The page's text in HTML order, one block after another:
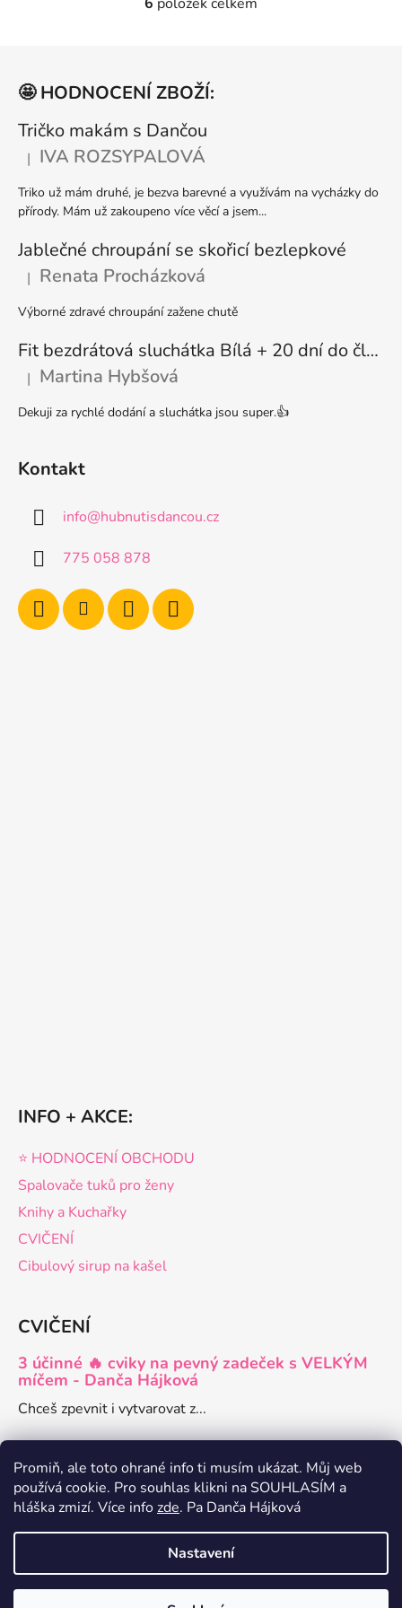
Promiň, ale toto ohrané info ti musím ukázat. Můj web
používá cookie. Pro souhlas klikni na SOUHLASÍM a
hláška zmizí. Více infozde. Pa Danča Hájková
Nastavení
O
d
c
í
p
r
v
y
v
ý
p
s
🤩 HODNOCENÍ ZBOŽÍ:
Tričko makám s Dančou
Hodnocení produktu je 5 z 5 hvězdiček.
| IVA ROZSYPALOVÁ
Triko už mám druhé, je bezva barevné a využívám na vycházky do
přírody. Mám už zakoupeno více věcí a jsem...
Jablečné chroupání se skořicí bezlepkové
Hodnocení produktu je 5 z 5 hvězdiček.
| Renata Procházková
Výborné zdravé chroupání zažene chutě
Fit bezdrátová sluchátka Bílá + 20 dní do členství + seznam písniček i audioknih
Hodnocení produktu je 5 z 5 hvězdiček.
| Martina Hybšová
Dekuji za rychlé dodání a sluchátka jsou super.👍
Kontakt
info@hubnutisdancou.cz
775 058 878
INFO + AKCE:
⭐️ HODNOCENÍ OBCHODU
Spalovače tuků pro ženy
Knihy a Kuchařky
CVIČENÍ
Cibulový sirup na kašel
CVIČENÍ
3 účinné 🔥 cviky na pevný zadeček s VELKÝM
míčem - Danča Hájková
Chceš zpevnit i vytvarovat z...
Danča členství pro ženy
Zdravé recepty a články o hubnutí
Vytvořil Shoptet